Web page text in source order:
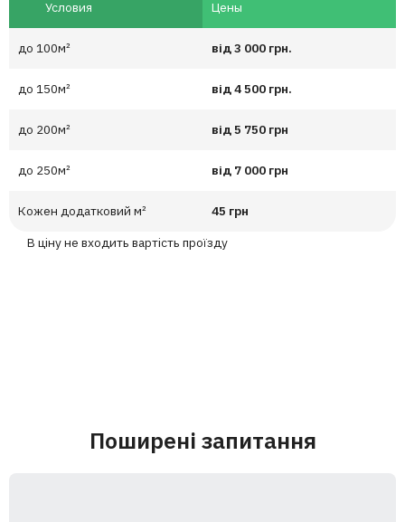
Условия Цены
до 100м² від 3 000 грн.
до 150м² від 4 500 грн.
до 200м² від 5 750 грн
до 250м² від 7 000 грн
Кожен додатковий м²
45 грн
В ціну не входить вартість проїзду
Поширені запитання